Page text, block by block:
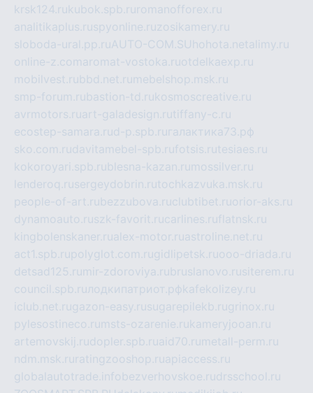
krsk124.rukubok.spb.ru romanofforex.ru
analitikaplus.ruspyonline.ruzosikamery.ru
sloboda-ural.pp.ruAUTO-COM.SU hohota.netalimy.ru
online-z.comaromat-vostoka.ruotdelkaexp.ru
mobilvest.rubbd.net.ru mebelshop.msk.ru
smp-forum.rubastion-td.rukosmoscreative.ru
avrmotors.ruart-galadesign.rutiffany-c.ru
ecostep-samara.rud-p.spb.ru галактика73.рф
sko.com.rudavitamebel-spb.rufotsis.rutesiaes.ru
kokoroyari.spb.rublesna-kazan.ru mossilver.ru
lenderoq.rusergeydobrin.rutochkazvuka.msk.ru
people-of-art.rubezzubova.ruclubtibet.ruorior-aks.ru
dynamoauto.ruszk-favorit.rucarlines.ruflatnsk.ru
kingbolenskaner.rualex-motor.ruastroline.net.ru
act1.spb.rupolyglot.com.rugidlipetsk.ruooo-driada.ru
detsad125.ru mir-zdoroviya.rubruslanovo.rusiterem.ru
council.spb.ruлодкипатриот.рфkafekolizey.ru
iclub.net.rugazon-easy.rusugarepilekb.rugrinox.ru
pylesostineco.ru msts-ozarenie.rukameryjooan.ru
artemovskij.rudopler.spb.ruaid70.ru metall-perm.ru
ndm.msk.ru ratingzooshop.ruapiaccess.ru
globalautotrade.info bezverhovskoe.rudrsschool.ru